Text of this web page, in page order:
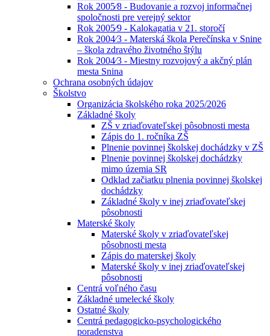
Rok 2005⁄8 - Budovanie a rozvoj informačnej
spoločnosti pre verejný sektor
Rok 2005⁄9 - Kalokagatia v 21. storočí
Rok 2004⁄3 - Materská škola Perečínska v Snine
– škola zdravého životného štýlu
Rok 2004⁄3 - Miestny rozvojový a akčný plán
mesta Snina
Ochrana osobných údajov
Školstvo
Organizácia školského roka 2025/2026
Základné školy
ZŠ v zriaďovateľskej pôsobnosti mesta
Zápis do 1. ročníka ZŠ
Plnenie povinnej školskej dochádzky v ZŠ
Plnenie povinnej školskej dochádzky
mimo územia SR
Odklad začiatku plnenia povinnej školskej
dochádzky
Základné školy v inej zriaďovateľskej
pôsobnosti
Materské školy
Materské školy v zriaďovateľskej
pôsobnosti mesta
Zápis do materskej školy
Materské školy v inej zriaďovateľskej
pôsobnosti
Centrá voľného času
Základné umelecké školy
Ostatné školy
Centrá pedagogicko-psychologického
poradenstva